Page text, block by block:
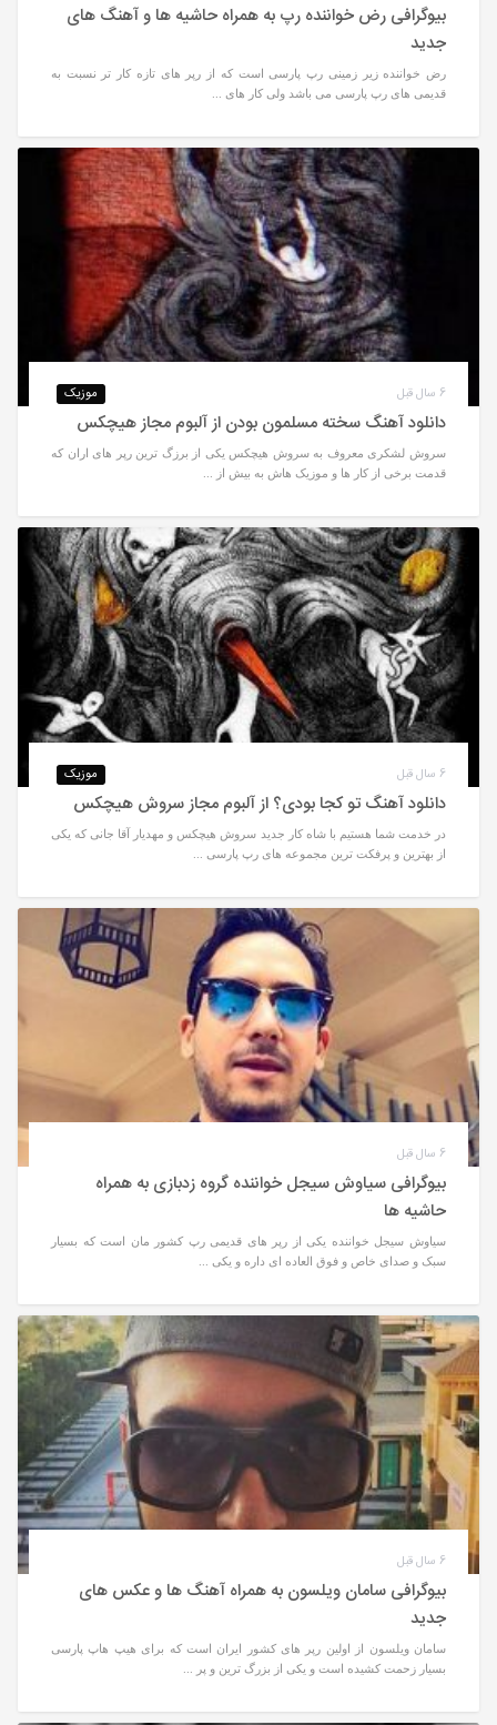
بیوگرافی رض خواننده رپ به همراه حاشیه ها و آهنگ های
جدید
رض خواننده زیر زمینی رپ پارسی است که از رپر های تازه کار تر نسبت به
قدیمی های رپ پارسی می باشد ولی کار های ...
موزیک 6 سال قبل
دانلود آهنگ سخته مسلمون بودن از آلبوم مجاز هیچکس
سروش لشکری معروف به سروش هیچکس یکی از برزگ ترین رپر های اران که
قدمت برخی از کار ها و موزیک هاش به بیش از ...
موزیک 6 سال قبل
دانلود آهنگ تو کجا بودی؟ از آلبوم مجاز سروش هیچکس
در خدمت شما هستیم با شاه کار جدید سروش هیچکس و مهدیار آقا جانی که یکی
از بهترین و پرفکت ترین مجموعه های رپ پارسی ...
6 سال قبل
بیوگرافی سیاوش سیجل خواننده گروه زدبازی به همراه
حاشیه ها
سیاوش سیجل خواننده یکی از رپر های قدیمی رپ کشور مان است که بسیار
سبک و صدای خاص و فوق العاده ای داره و یکی ...
6 سال قبل
بیوگرافی سامان ویلسون به همراه آهنگ ها و عکس های
جدید
سامان ویلسون از اولین رپر های کشور ایران است که برای هیپ هاپ پارسی
بسیار زحمت کشیده است و یکی از بزرگ ترین و پر ...